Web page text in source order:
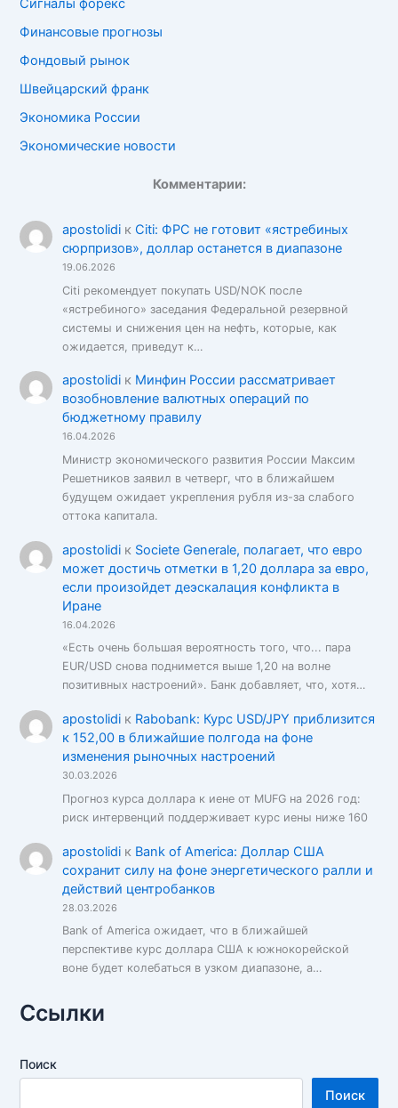
Сигналы форекс
Финансовые прогнозы
Фондовый рынок
Швейцарский франк
Экономика России
Экономические новости
Комментарии:
apostolidiк Citi: ФРС не готовит «ястребиных
сюрпризов», доллар останется в диапазоне
19.06.2026
Citi рекомендует покупать USD/NOK после
«ястребиного» заседания Федеральной резервной
системы и снижения цен на нефть, которые, как
ожидается, приведут к…
apostolidiк Минфин России рассматривает
возобновление валютных операций по
бюджетному правилу
16.04.2026
Министр экономического развития России Максим
Решетников заявил в четверг, что в ближайшем
будущем ожидает укрепления рубля из-за слабого
оттока капитала.
apostolidiк Societe Generale, полагает, что евро
может достичь отметки в 1,20 доллара за евро,
если произойдет деэскалация конфликта в
Иране
16.04.2026
«Есть очень большая вероятность того, что... пара
EUR/USD снова поднимется выше 1,20 на волне
позитивных настроений». Банк добавляет, что, хотя…
apostolidiк Rabobank: Курс USD/JPY приблизится
к 152,00 в ближайшие полгода на фоне
изменения рыночных настроений
30.03.2026
Прогноз курса доллара к иене от MUFG на 2026 год:
риск интервенций поддерживает курс иены ниже 160
apostolidiк Bank of America: Доллар США
сохранит силу на фоне энергетического ралли и
действий центробанков
28.03.2026
Bank of America ожидает, что в ближайшей
перспективе курс доллара США к южнокорейской
воне будет колебаться в узком диапазоне, а…
Ссылки
Поиск
Поиск